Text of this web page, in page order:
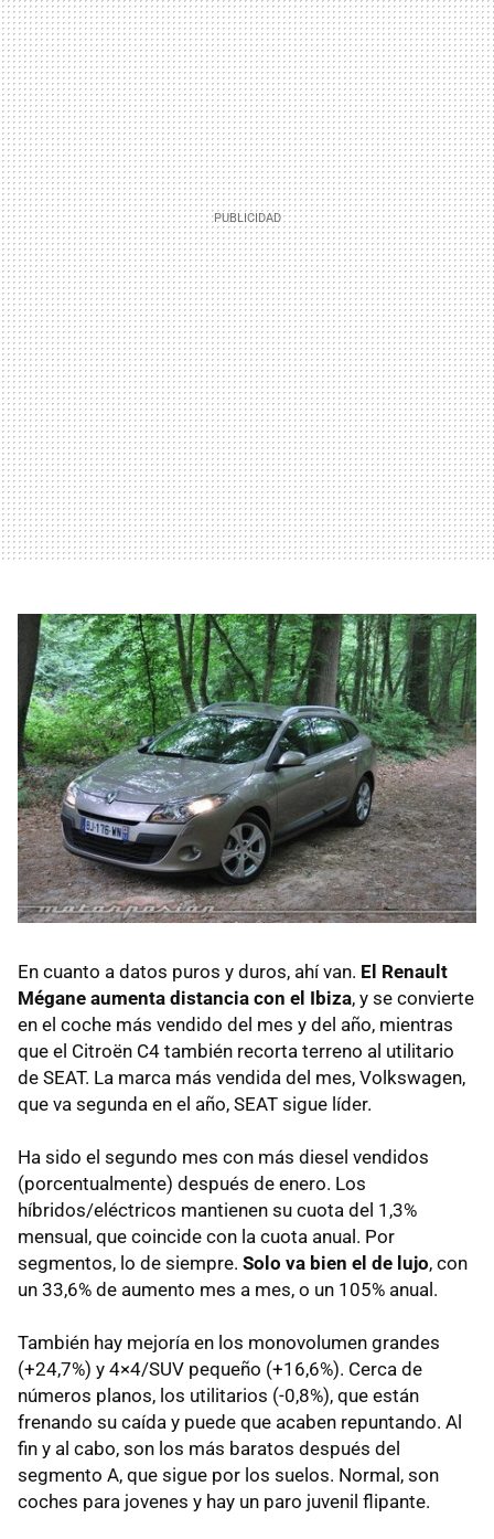
En cuanto a datos puros y duros, ahí van. El Renault
Mégane aumenta distancia con el Ibiza, y se convierte
en el coche más vendido del mes y del año, mientras
que el Citroën C4 también recorta terreno al utilitario
de SEAT. La marca más vendida del mes, Volkswagen,
que va segunda en el año, SEAT sigue líder.
Ha sido el segundo mes con más diesel vendidos
(porcentualmente) después de enero. Los
híbridos/eléctricos mantienen su cuota del 1,3%
mensual, que coincide con la cuota anual. Por
segmentos, lo de siempre. Solo va bien el de lujo, con
un 33,6% de aumento mes a mes, o un 105% anual.
También hay mejoría en los monovolumen grandes
(+24,7%) y 4×4/SUV pequeño (+16,6%). Cerca de
números planos, los utilitarios (-0,8%), que están
frenando su caída y puede que acaben repuntando. Al
fin y al cabo, son los más baratos después del
segmento A, que sigue por los suelos. Normal, son
coches para jovenes y hay un paro juvenil flipante.